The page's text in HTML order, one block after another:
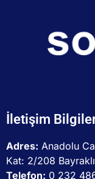
İletişim
Adres: Anadolu
Kat: 2/208
Telefon: 0 232